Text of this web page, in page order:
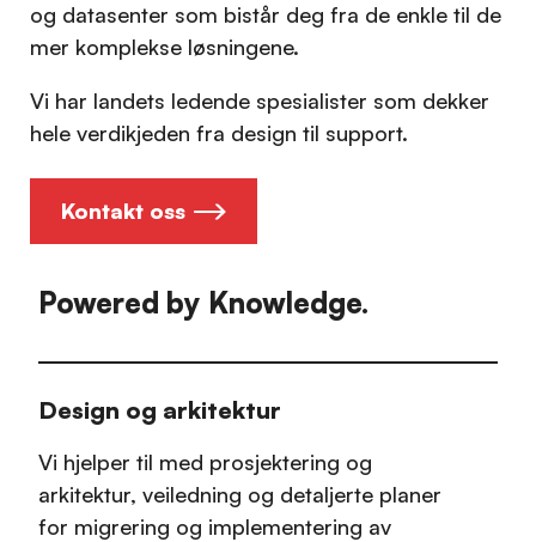
og datasenter som bistår deg fra de enkle til de
mer komplekse løsningene.
Vi har landets ledende spesialister som dekker
hele verdikjeden fra design til support.
Kontakt oss
Powered by Knowledge.
Design og arkitektur
Vi hjelper til med prosjektering og
arkitektur, veiledning og detaljerte planer
for migrering og implementering av